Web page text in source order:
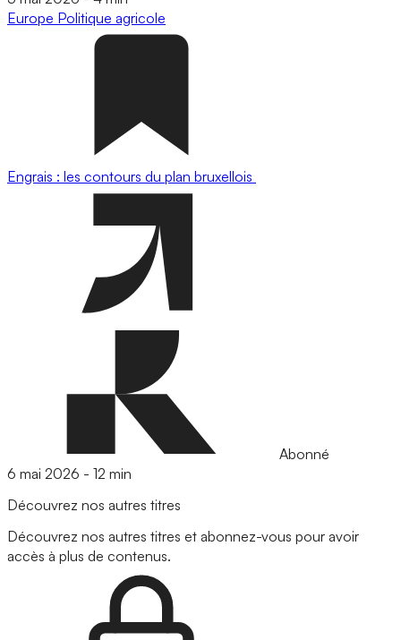
Europe Politique agricole
Engrais : les contours du plan bruxellois
Abonné
6 mai 2026 - 12 min
Découvrez nos autres titres
Découvrez nos autres titres et abonnez-vous pour avoir
accès à plus de contenus.